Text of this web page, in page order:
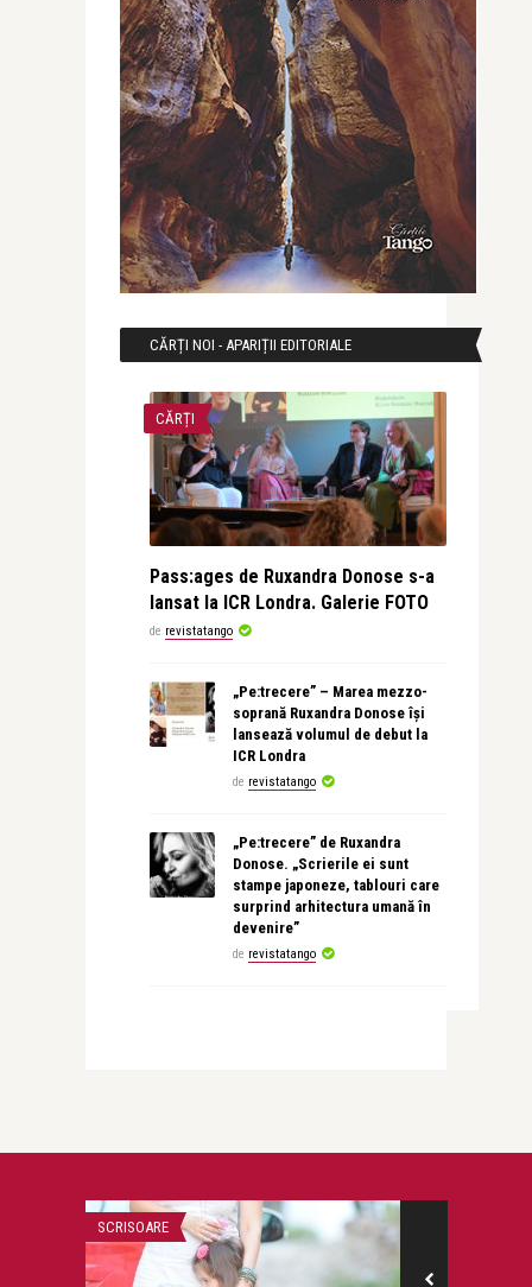
CĂRȚI NOI - APARIȚII EDITORIALE
CĂRȚI
Pass:ages de Ruxandra Donose s-a
lansat la ICR Londra. Galerie FOTO
de revistatango
„Pe:trecere” – Marea mezzo-
soprană Ruxandra Donose își
lansează volumul de debut la
ICR Londra
de revistatango
„Pe:trecere” de Ruxandra
Donose. „Scrierile ei sunt
stampe japoneze, tablouri care
surprind arhitectura umană în
devenire”
de revistatango
SCRISOARE